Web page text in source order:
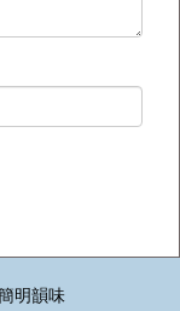
明韻味